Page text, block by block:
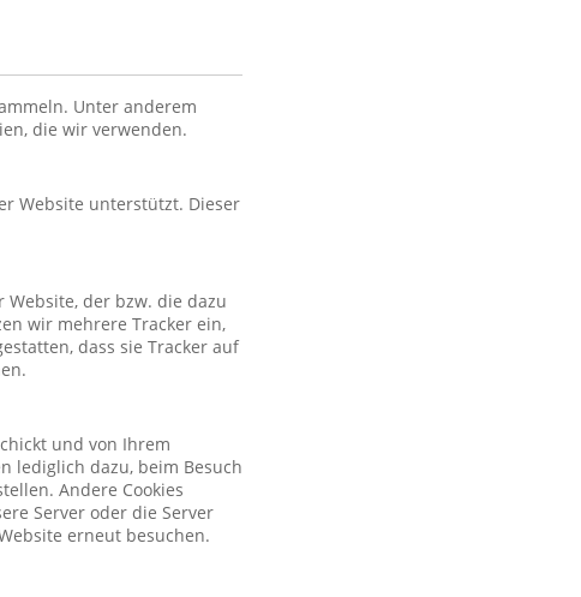
Unter anderem
die wir verwenden.
Website unterstützt. Dieser
der bzw. die dazu
wir mehrere Tracker ein,
dass sie Tracker auf
und von Ihrem
lediglich dazu, beim Besuch
Andere Cookies
Server oder die Server
erneut besuchen.